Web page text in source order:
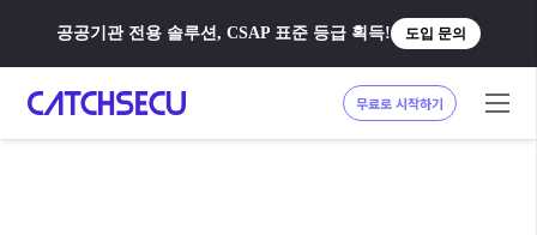
공공기관 전용 솔루션, CSAP 표준 등급 획득! 도입 문의
무료로 시작하기